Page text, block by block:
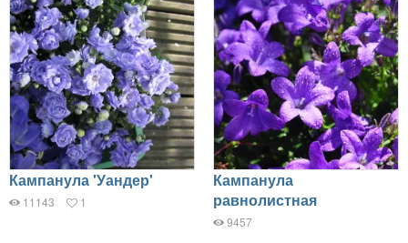
Кампанула 'Уандер'
11143 1
Кампанула
равнолистная
9457